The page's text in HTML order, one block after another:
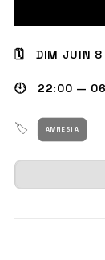
GET THE
RECHERCHER
🗓 DIM JUIN 8
🕙 22:00 —
🏷 AMNESIA